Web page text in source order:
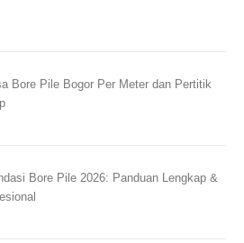
Bore Pile Bogor Per Meter dan Pertitik
Bore Pile 2026: Panduan Lengkap &